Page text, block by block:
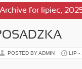
Archive for lipiec,
POSTED BY ADMIN LIP -